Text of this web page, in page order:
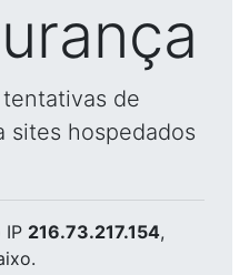
de
sites hospedados
IP 216.73.217.154,